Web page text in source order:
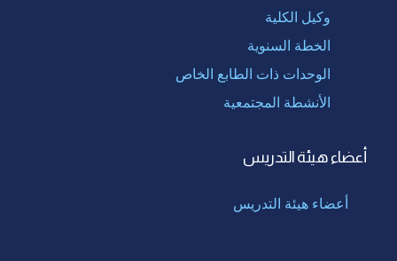
وكيل الكلية
الخطة السنوية
الوحدات ذات الطابع الخاص
الأنشطة المجتمعية
أعضاء هيئة التدريس
أعضاء هيئة التدريس